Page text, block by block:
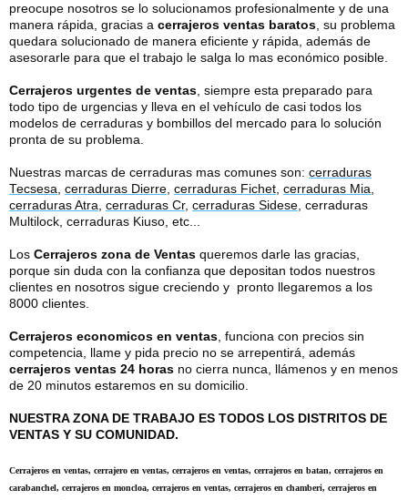
preocupe nosotros se lo solucionamos profesionalmente y de una
manera rápida, gracias a cerrajeros ventas baratos , su problema
quedara solucionado de manera eficiente y rápida, además de
asesorarle para que el trabajo le salga lo mas económico posible.
Cerrajeros urgentes de ventas , siempre esta preparado para
todo tipo de urgencias y lleva en el vehículo de casi todos los
modelos de cerraduras y bombillos del mercado para lo solución
pronta de su problema.
Nuestras marcas de cerraduras mas comunes son: cerraduras
Tecsesa cerraduras Dierre cerraduras Fichet cerraduras Mia
cerraduras Atra cerraduras Cr, cerraduras Sidese , cerraduras
Multilock, cerraduras Kiuso, etc...
Los Cerrajeros zona de Ventas queremos darle las gracias,
porque sin duda con la confianza que depositan todos nuestros
clientes en nosotros sigue creciendo y pronto llegaremos a los
8000 clientes.
Cerrajeros economicos en ventas , funciona con precios sin
competencia, llame y pida precio no se arrepentirá, además
cerrajeros ventas 24 horas no cierra nunca, llámenos y en menos
de 20 minutos estaremos en su domicilio.
NUESTRA ZONA DE TRABAJO ES TODOS LOS DISTRITOS DE
VENTAS Y SU COMUNIDAD.
Cerrajeros en ventas, cerrajero en ventas, cerrajeros en ventas, cerrajeros en batan, cerrajeros en
carabanchel, cerrajeros en moncloa, cerrajeros en ventas, cerrajeros en chamberi, cerrajeros en